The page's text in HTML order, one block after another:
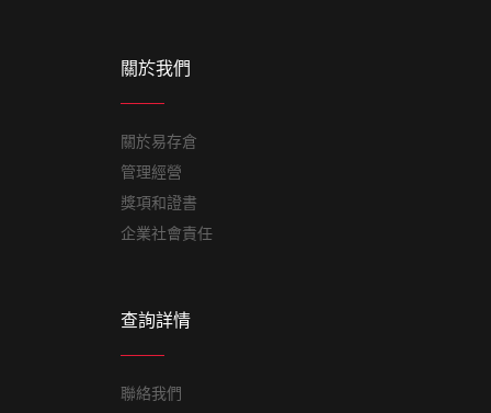
關於我們
關於易存倉
管理經營
獎項和證書
企業社會責任
查詢詳情
聯絡我們